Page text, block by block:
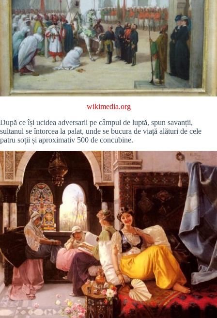
wikimedia.org
După ce își ucidea adversarii pe câmpul de luptă, spun savanții,
sultanul se întorcea la palat, unde se bucura de viață alături de cele
patru soții și aproximativ 500 de concubine.